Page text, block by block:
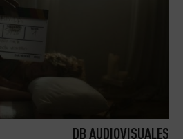
DB AUDIOVISUALES